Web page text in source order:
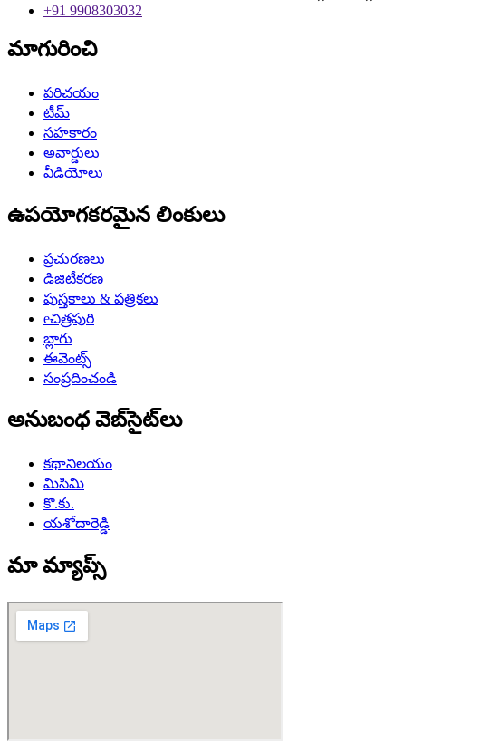
+91 9908303032
మాగురించి
పరిచయం
టీమ్
సహకారం
అవార్డులు
వీడియోలు
ఉపయోగకరమైన లింకులు
ప్రచురణలు
డిజిటీకరణ
పుస్తకాలు & పత్రికలు
eచిత్రపురి
బ్లాగు
ఈవెంట్స్
సంప్రదించండి
అనుబంధ వెబ్‌సైట్‌లు
కథానిలయం
మిసిమి
కొ.కు.
యశోదారెడ్డి
మా మ్యాప్స్